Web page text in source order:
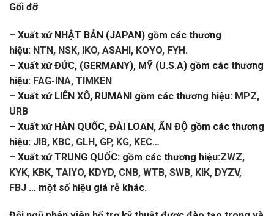
Gối đỡ
– Xuất xứ NHẬT BẢN (JAPAN) gồm các thương
hiệu: NTN, NSK, IKO, ASAHI, KOYO, FYH.
– Xuất xứ ĐỨC, (GERMANY), MỸ (U.S.A) gồm các thương
hiệu: FAG-INA, TIMKEN
– Xuất xứ LIÊN XÔ, RUMANI gồm các thương hiệu: MPZ,
URB
– Xuất xứ HÀN QUỐC, ĐÀI LOAN, ẤN ĐỘ gồm các thương
hiệu: JIB, KBC, GLH, GP, KG, KEC…
– Xuất xứ TRUNG QUỐC: gồm các thương hiệu:ZWZ,
KYK, KBK, TAIYO, KDYD, CNB, WTB, SWB, KIK, DYZV,
FBJ … một số hiệu giá rẻ khác.